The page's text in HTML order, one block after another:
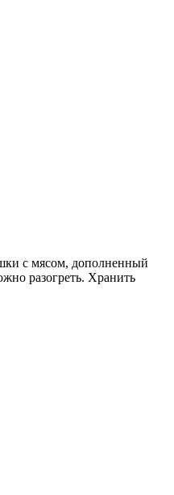
с мясом, дополненный
разогреть. Хранить